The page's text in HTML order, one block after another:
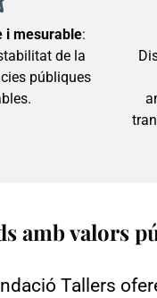
i mesurable:
de la
públiques
amb valors
Tallers